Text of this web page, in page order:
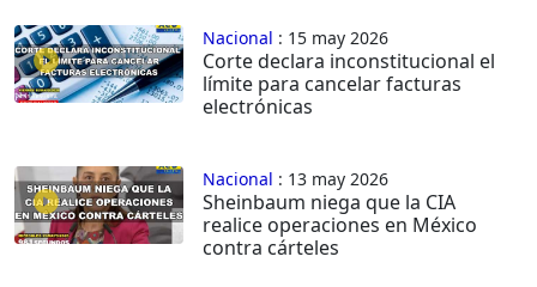
Nacional : 15 may 2026
Corte declara inconstitucional el
límite para cancelar facturas
electrónicas
Nacional : 13 may 2026
Sheinbaum niega que la CIA
realice operaciones en México
contra cárteles